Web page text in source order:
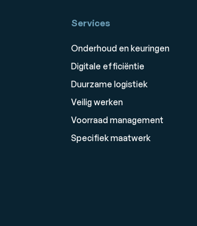
Services
Onderhoud en keuringen
Digitale efficiëntie
Duurzame logistiek
Veilig werken
Voorraad management
Specifiek maatwerk